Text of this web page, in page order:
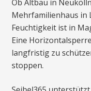
Ob Altbau in
Mehrfamilienhaus in
Feuchtigkeit ist in
Eine
langfristig zu
stoppen.